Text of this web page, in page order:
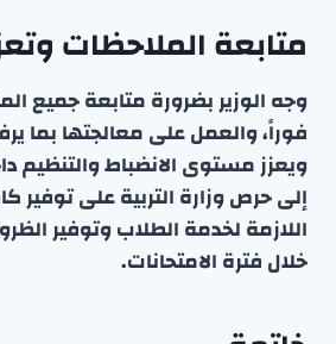
متابعة الملاحظات
وجه الوزير بضرورة متابعة جميع
فوراً، والعمل على معالجتها بما
ويعزز مستوى الانضباط والتنظيم
إلى حرص وزارة التربية على توفير
اللازمة لخدمة الطلاب وتوفير
خلال فترة الامتحانات.